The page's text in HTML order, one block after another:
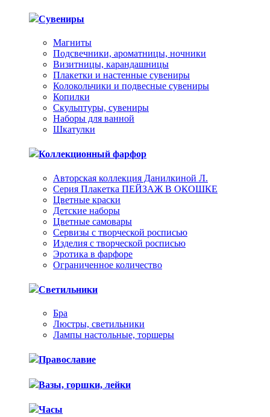
Сувениры
Магниты
Подсвечники, ароматницы, ночники
Визитницы, карандашницы
Плакетки и настенные сувениры
Колокольчики и подвесные сувениры
Копилки
Скульптуры, сувениры
Наборы для ванной
Шкатулки
Коллекционный фарфор
Авторская коллекция Данилкиной Л.
Серия Плакетка ПЕЙЗАЖ В ОКОШКЕ
Цветные краски
Детские наборы
Цветные самовары
Сервизы с творческой росписью
Изделия с творческой росписью
Эротика в фарфоре
Ограниченное количество
Светильники
Бра
Люстры, светильники
Лампы настольные, торшеры
Православие
Вазы, горшки, лейки
Часы